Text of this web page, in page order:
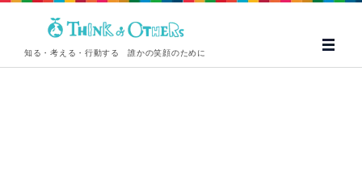
知る・考える・行動する 誰かの笑顔のために